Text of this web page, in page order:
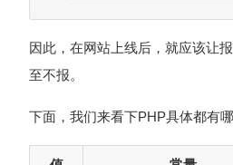
因此，在网站上线后，就应该让
至不报。
下面，我们来看下PHP具体都有